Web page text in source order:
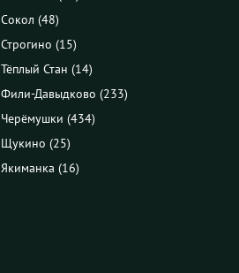
Сокол (48)
Строгино (15)
Тёплый Стан (14)
Фили-Давыдково (233)
Черёмушки (434)
Щукино (25)
Якиманка (16)